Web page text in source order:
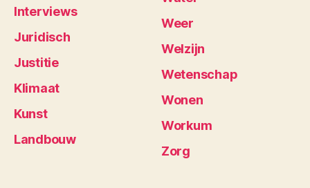
Interviews
Juridisch
Justitie
Klimaat
Kunst
Landbouw
Weer
Welzijn
Wetenschap
Wonen
Workum
Zorg